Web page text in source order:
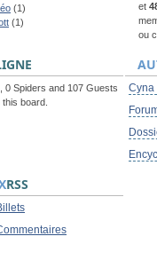
(1)
(1)
et
ou
0 Spiders and 107 Guests
board.
Cyna
RSS